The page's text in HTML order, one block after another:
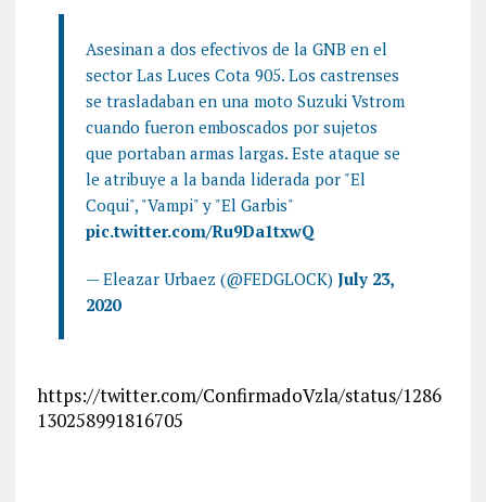
Asesinan a dos efectivos de la GNB en el
sector Las Luces Cota 905. Los castrenses
se trasladaban en una moto Suzuki Vstrom
cuando fueron emboscados por sujetos
que portaban armas largas. Este ataque se
le atribuye a la banda liderada por "El
Coqui", "Vampi" y "El Garbis"
pic.twitter.com/Ru9Da1txwQ
— Eleazar Urbaez (@FEDGLOCK) July 23,
2020
https://twitter.com/ConfirmadoVzla/status/1286
130258991816705